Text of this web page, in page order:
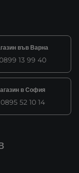
във Варна
13 99 40
в София
0895 52 10 14